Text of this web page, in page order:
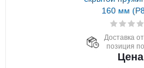
160 мм
Доставка
позиция